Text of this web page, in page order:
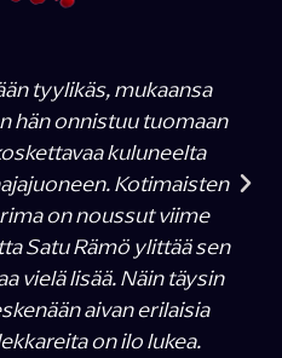
tyylikäs, mukaansa
hän onnistuu tuomaan
kuluneelta
Kotimaisten
on noussut viime
Satu Rämö ylittää sen
vielä lisää. Näin täysin
aivan erilaisia
on ilo lukea.